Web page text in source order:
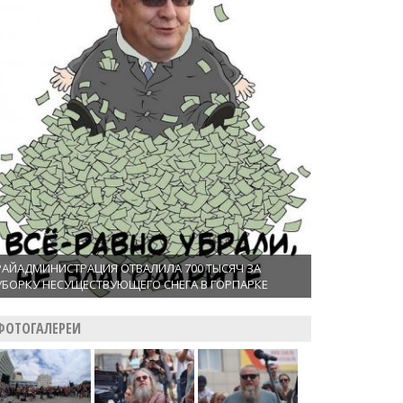
ОТВАЛИЛА 700 ТЫСЯЧ ЗА
НЕСУЩЕСТВУЮЩЕГО СНЕГА В ГОРПАРКЕ